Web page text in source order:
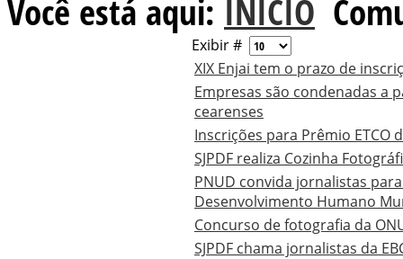
Você está aqui: INÍCIO
Exibir #
XIX Enjai tem o prazo de
Empresas são condenadas a
cearenses
Inscrições para Prêmio ETCO
SJPDF realiza Cozinha
PNUD convida jornalistas
Desenvolvimento Humano
Concurso de fotografia da
SJPDF chama jornalistas da